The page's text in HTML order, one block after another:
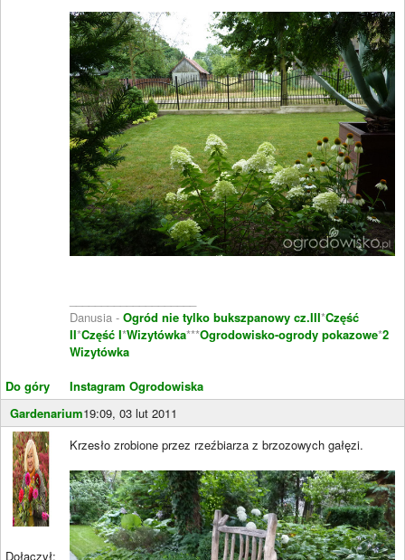
Do góry
Danusia - Ogród nie tylko bukszpanowy cz.III*Część
II*Część I*Wizytówka***Ogrodowisko-ogrody pokazowe*2
Wizytówka
Instagram Ogrodowiska
Gardenarium19:09, 03 lut 2011
Dołączył:
Krzesło zrobione przez rzeźbiarza z brzozowych gałęzi.